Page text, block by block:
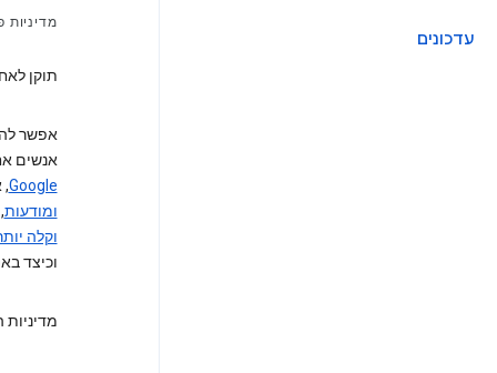
עדכונים
מדיניות
תוקן לאחרונה: 18
אפשר
אנשים
Google
‏,
ומודעות
וקלה
וכיצד